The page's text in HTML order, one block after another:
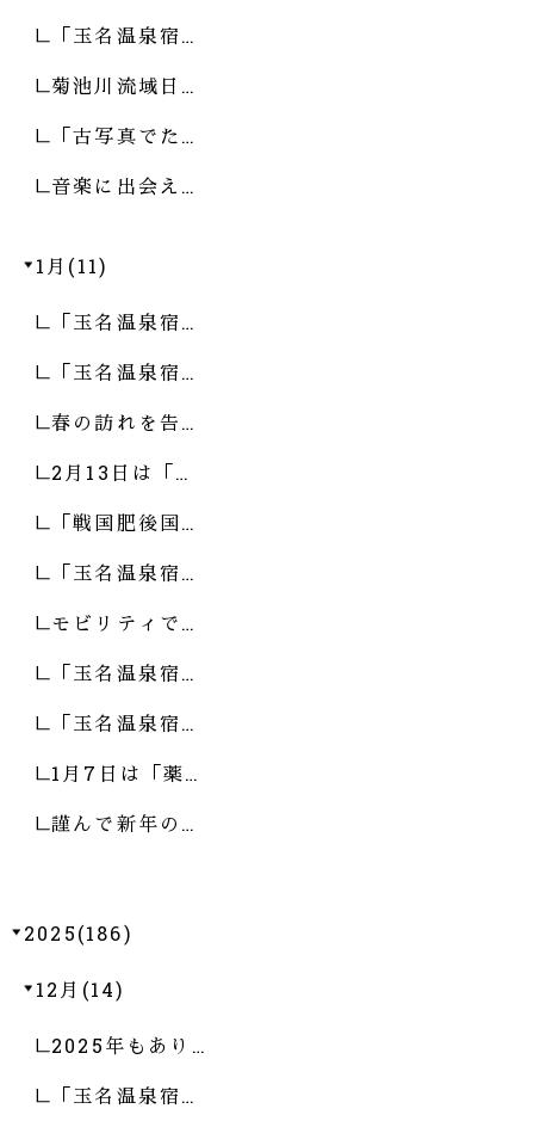
「玉名温泉宿…
菊池川流域日…
「古写真でた…
音楽に出会え…
1月(11)
「玉名温泉宿…
「玉名温泉宿…
春の訪れを告…
2月13日は「…
「戦国肥後国…
「玉名温泉宿…
モビリティで…
「玉名温泉宿…
「玉名温泉宿…
1月7日は「薬…
謹んで新年の…
2025(186)
12月(14)
2025年もあり…
「玉名温泉宿…